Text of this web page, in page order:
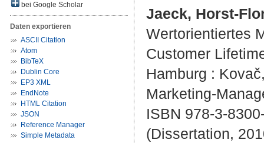
bei Google Scholar
Daten exportieren
ASCII Citation
Atom
BibTeX
Dublin Core
EP3 XML
EndNote
HTML Citation
JSON
Reference Manager
Simple Metadata
Jaeck, Horst-
Wertorientiertes
Customer
Hamburg :
Marketing-
ISBN 978-3-
(Dissertation,